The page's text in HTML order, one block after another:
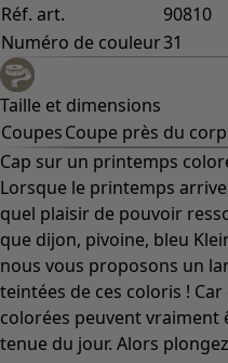
Réf. art.
90810
Numéro de couleur31
Taille et dimensions
CoupesCoupe près du
Cap sur un printemps
Lorsque le printemps
quel plaisir de pouvoir
que dijon, pivoine, bleu
nous vous proposons un
teintées de ces coloris !
colorées peuvent
tenue du jour. Alors